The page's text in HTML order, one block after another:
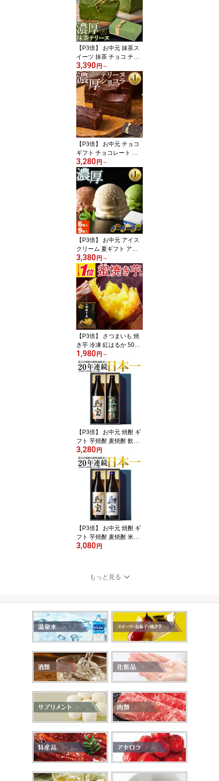
おしゃれ 誕生日 プレゼ
ント 冷凍 アイス アイス
クリーム 代用
【P3倍】 お中元 抹茶ス
イーツ 抹茶 チョコ チョ
コレート ギフト 抹茶テ
リーヌ 1箱/2箱 送料無料
楽天 夏ギフト 御中元 20
26 誕生日 プレゼント お
取り寄せ 濃厚 有機抹茶
冷凍 ケーキ アイス アイ
スクリーム 代用
3,390 円 ～
【P3倍】 お中元 チョコ
ギフト チョコレート 濃
厚 テリーヌ ショコラ 1
箱/2箱 送料無料 楽天 夏
ギフト 御中元 スイーツ
誕生日 プレゼント チョ
コレートケーキ お取り寄
せ 冷凍 ケーキ アイス ア
イスクリーム 代用
3,280 円 ～
【P3倍】 お中元 アイス
クリーム 夏ギフト アイ
ス ギフト 詰め合わせ 3種
6個 9個 楽天 御中元 202
6 プレゼント バニラ 国産
抹茶 チョコレート 送料
無料 アイスギフト スイ
ーツ お取り寄せ 抹茶ア
イス バニラアイス
3,380 円 ～
【P3倍】 さつまいも 焼
き芋 冷凍 紅はるか 500g/
1kg/1.5kg/3kg 贈答用 蜜
焼き芋 送料無料 ギフト
お中元 夏ギフト スイー
ツ 誕生日 プレゼント 鹿
児島産 やきいも 冷やし
焼き芋 お菓子 おやつ 代
用 食品 お祝い
1,980 円 ～
【P3倍】 お中元 焼酎 ギ
フト 芋焼酎 麦焼酎 飲み
比べセット 財宝 白黒 90
0ml 2本 お酒 送料無料 楽
天 夏ギフト 御中元 2026
誕生日 プレゼント 芋焼
酎ギフト 麦焼酎ギフト
鹿児島 麦 芋 飲み比べ 男
性 贈り物
3,280 円
【P3倍】 お中元 焼酎 ギ
フト 芋焼酎 麦焼酎 米焼
酎 飲み比べセット 財宝
26 誕生日 プレゼント 麦
芋 米 飲み比べ 詰め合わ
3,080 円
もっと見る